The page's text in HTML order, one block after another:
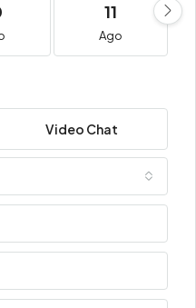
11
Ago
Video Chat